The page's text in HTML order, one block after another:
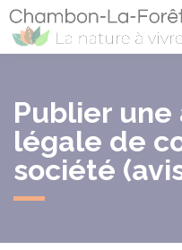
Publier une
légale de
société